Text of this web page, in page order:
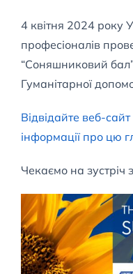
4 квітня 2024 року
професіоналів
“Соняшниковий бал”
Гуманітарної
Відвідайте веб-
інформації про цю
Чекаємо на зустріч